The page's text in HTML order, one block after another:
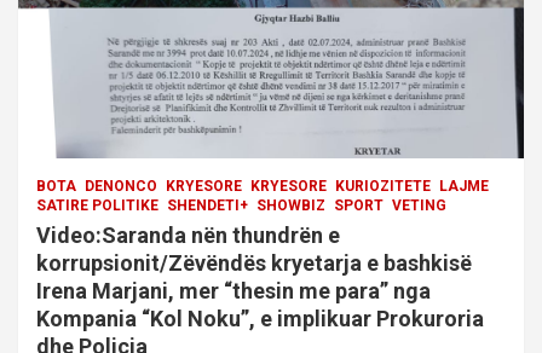
n
BOTA DENONCO KRYESORE KRYESORE KURIOZITETE
LAJME
SATIRE POLITIKE SHENDETI+ SHOWBIZ SPORT VETING
Video:Saranda nën thundrën e
korrupsionit/Zëvëndës kryetarja e bashkisë
Irena Marjani, mer “thesin me para” nga
Kompania “Kol Noku”, e implikuar Prokuroria
dhe Policia